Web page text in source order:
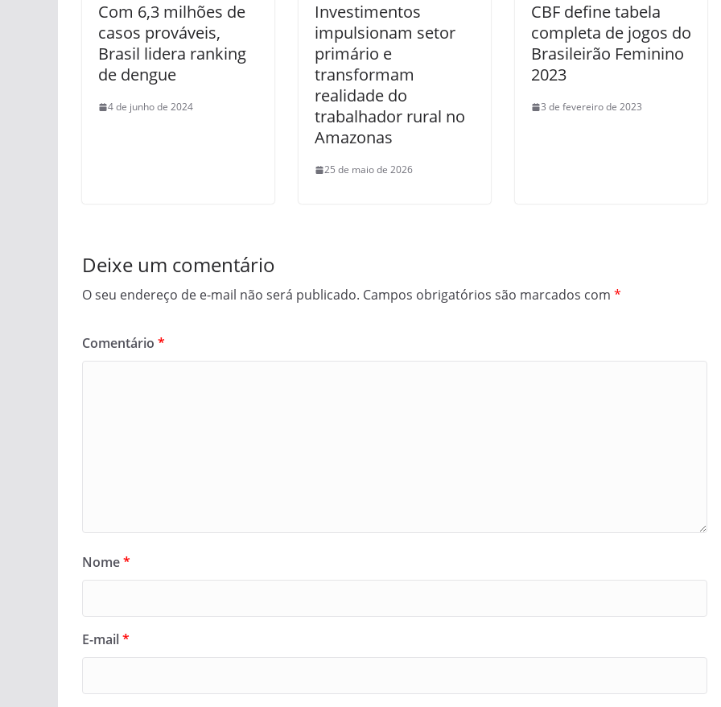
Com 6,3 milhões de
casos prováveis,
Brasil lidera ranking
de dengue
4 de junho de 2024
Investimentos
impulsionam setor
primário e
transformam
realidade do
trabalhador rural no
Amazonas
25 de maio de 2026
CBF define tabela
completa de jogos do
Brasileirão Feminino
2023
3 de fevereiro de 2023
Deixe um comentário
O seu endereço de e-mail não será publicado. Campos obrigatórios são marcados com *
Comentário *
Nome*
E-mail*